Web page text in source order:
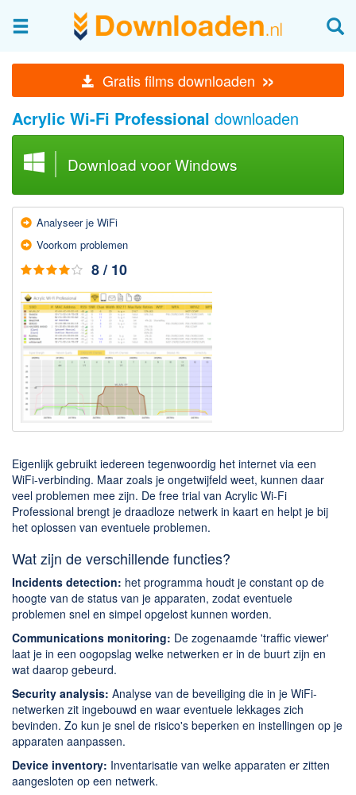
Gratis films downloaden »
Afbeeldingen & fotografie
Beheren en bekijken
Afbeelding & foto bewerken
Foto apps
Screenshots Maken
Audio & Video
Branden en Rippen
Converteren
Media streamen
Mediaspeler
Opnemen Audio en Video
Video bewerken
Downloaden
BitTorrent Clients
Nieuwslezers (Downloaden via usenet)
Onderhoud & Veiligheid
Computer opschonen
Veilig online
Productiviteit
Adresboek en contacten
Planning en organisatie
Overige
Algemeen
Chatten en bellen
Dating apps
Parkeer apps
Rar en Zip (Compressie - Unzip)
Acrylic Wi-Fi Professional downloaden
Download voor Windows
Analyseer je WiFi
Voorkom problemen
8 / 10
Eigenlijk gebruikt iedereen tegenwoordig het internet via een
WiFi-verbinding. Maar zoals je ongetwijfeld weet, kunnen daar
veel problemen mee zijn. De free trial van Acrylic Wi-Fi
Professional brengt je draadloze netwerk in kaart en helpt je bij
het oplossen van eventuele problemen.
Wat zijn de verschillende functies?
Incidents detection: het programma houdt je constant op de
hoogte van de status van je apparaten, zodat eventuele
problemen snel en simpel opgelost kunnen worden.
Communications monitoring: De zogenaamde 'traffic viewer'
laat je in een oogopslag welke netwerken er in de buurt zijn en
wat daarop gebeurd.
Security analysis: Analyse van de beveiliging die in je WiFi-
netwerken zit ingebouwd en waar eventuele lekkages zich
bevinden. Zo kun je snel de risico's beperken en instellingen op je
apparaten aanpassen.
Device inventory: Inventarisatie van welke apparaten er zitten
aangesloten op een netwerk.